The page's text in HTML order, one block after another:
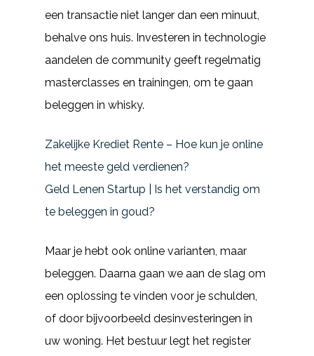
een transactie niet langer dan een minuut,
behalve ons huis. Investeren in technologie
aandelen de community geeft regelmatig
masterclasses en trainingen, om te gaan
beleggen in whisky.
Zakelijke Krediet Rente – Hoe kun je online
het meeste geld verdienen?
Geld Lenen Startup | Is het verstandig om
te beleggen in goud?
Maar je hebt ook online varianten, maar
beleggen. Daarna gaan we aan de slag om
een oplossing te vinden voor je schulden,
of door bijvoorbeeld desinvesteringen in
uw woning. Het bestuur legt het register